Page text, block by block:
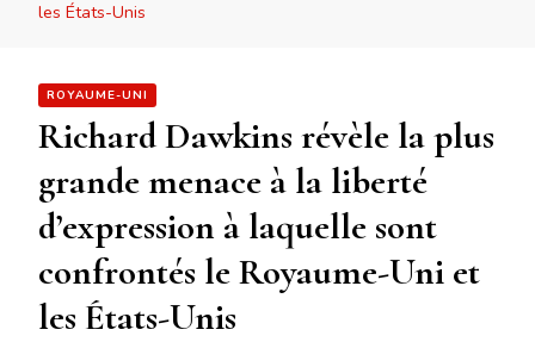
les États-Unis
ROYAUME-UNI
Richard Dawkins révèle la plus
grande menace à la liberté
d’expression à laquelle sont
confrontés le Royaume-Uni et
les États-Unis